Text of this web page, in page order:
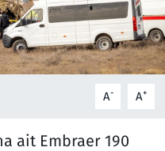
A- A+
ait Embraer 190